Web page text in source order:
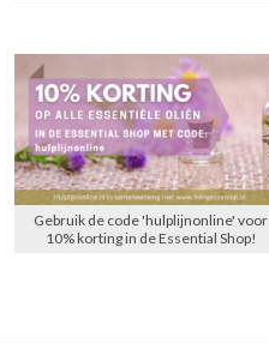
Gebruik de code 'hulplijnonline' voor
10% korting in de Essential Shop!